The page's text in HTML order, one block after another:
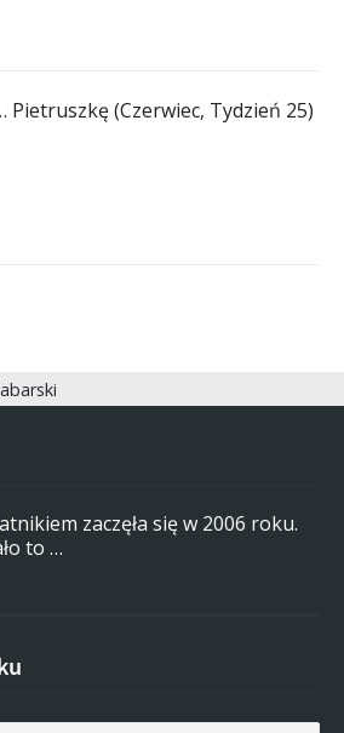
Pietruszkę (Czerwiec, Tydzień 25)
zaczęła się w 2006 roku.
to …